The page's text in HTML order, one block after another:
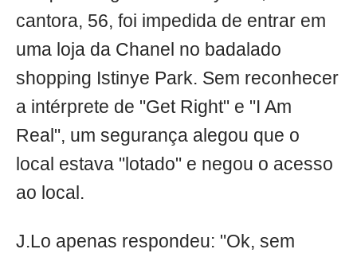
cantora, 56, foi impedida de entrar em
uma loja da Chanel no badalado
shopping Istinye Park. Sem reconhecer
a intérprete de "Get Right" e "I Am
Real", um segurança alegou que o
local estava "lotado" e negou o acesso
ao local.
J.Lo apenas respondeu: "Ok, sem